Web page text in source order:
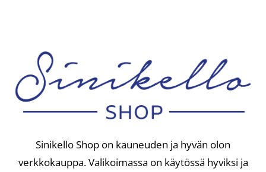
Sinikello Shop on kauneuden ja hyvän olon
verkkokauppa. Valikoimassa on käytössä hyviksi ja